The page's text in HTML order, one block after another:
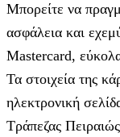
Μπορείτε να
ασφάλεια και
Mastercard,
Τα στοιχεία της
ηλεκτρονική
Τράπεζας